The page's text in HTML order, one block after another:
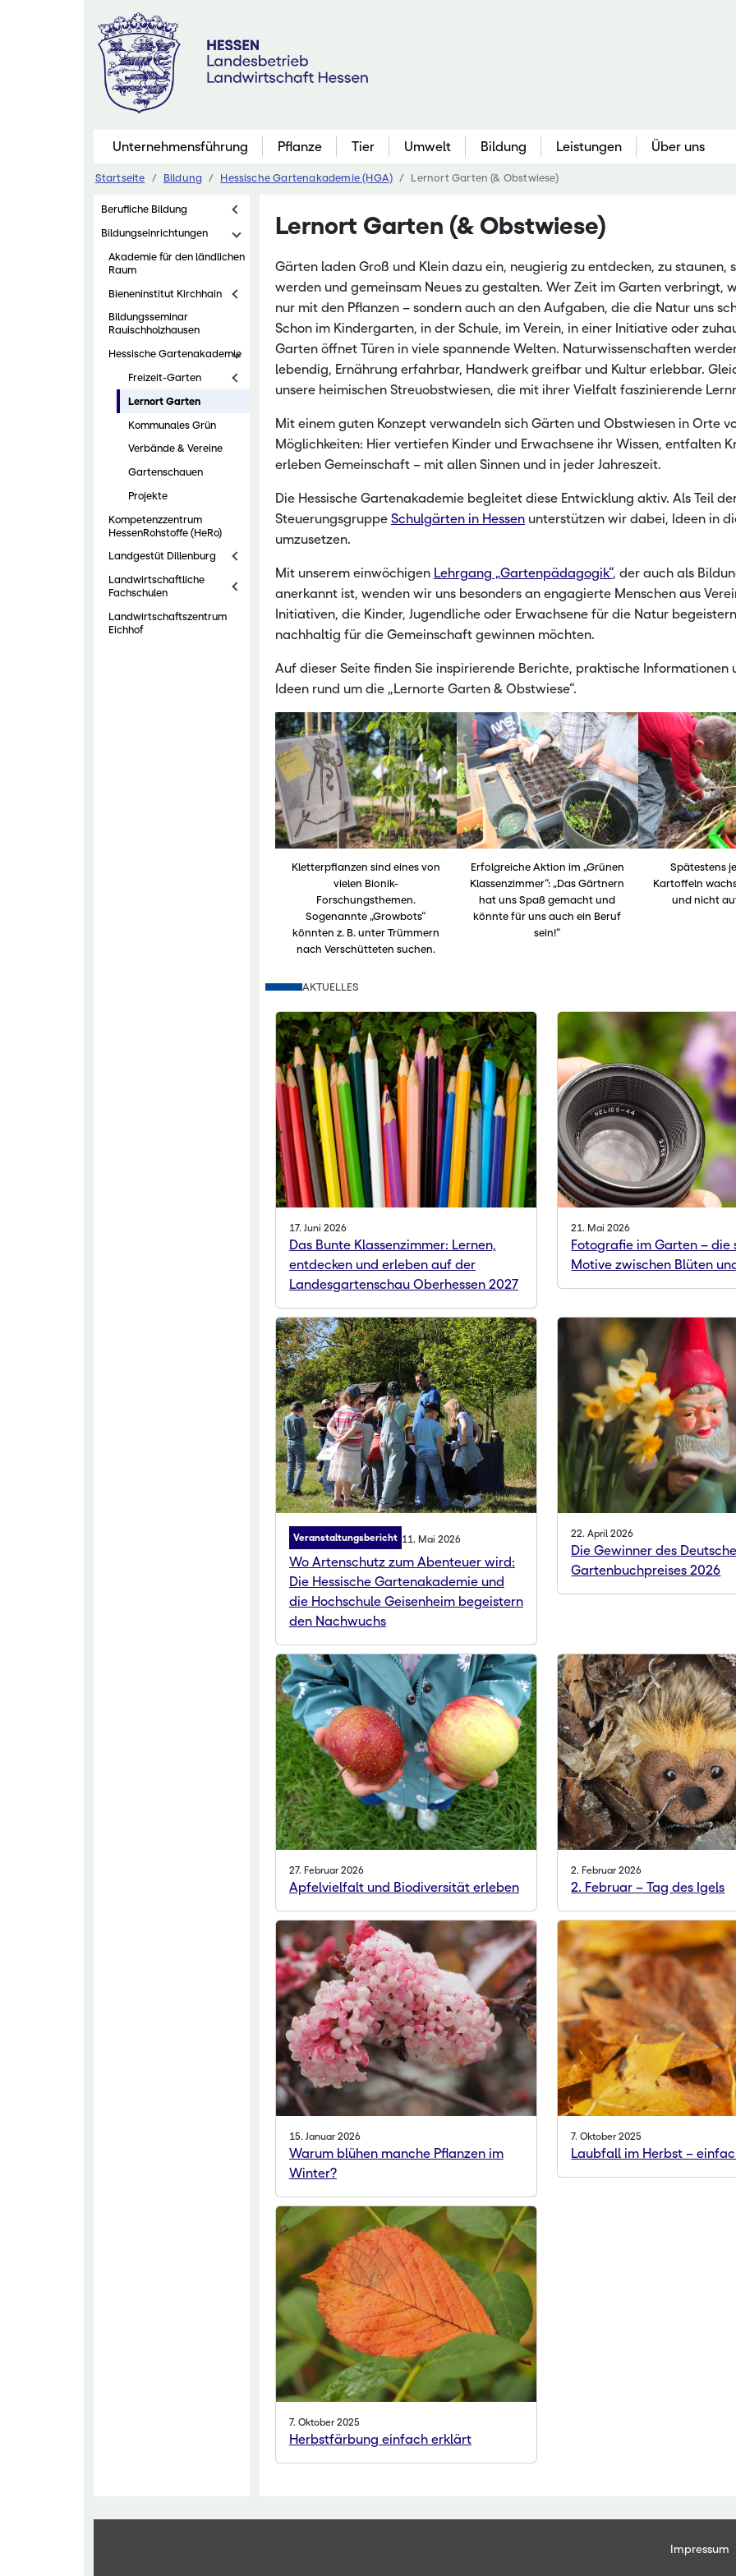
Inhalt
springen
Unternehmensführung Pflanze
Pflanzenbau
Marktfruchtbau
Saatgutanerkennung
Eiweißinitiative
Ökologischer Pflanzenbau
Nachwachsende Rohstoffe
Gartenbau
Gemüsebau & Kräuter
Zierpflanzenbau
Ökologischer Gartenbau
Freizeitgartenbau & Öffentl. Grün
Tier Umwelt Bildung
Berufliche Bildung
Berufliche Erstausbildung
Meisterfortbildung
Nebenerwerbs-Schulung
Leistungen Über uns
Startseite Bildung Hessische Gartenakademie (HGA) Lernort Garten (& Obstwiese)
Berufliche Bildung
Bildungseinrichtungen
Akademie für den ländlichen
Raum
Bieneninstitut Kirchhain
Bildungsseminar
Rauischholzhausen
Hessische Gartenakademie
Freizeit-Garten
Lernort Garten
Kommunales Grün
Verbände & Vereine
Gartenschauen
Projekte
Kompetenzzentrum
HessenRohstoffe (HeRo)
Landgestüt Dillenburg
Landwirtschaftliche
Fachschulen
Landwirtschaftszentrum
Eichhof
Lernort Garten (& Obstwiese)
Gärten laden Groß und Klein dazu ein, neugierig zu entdecken, zu staunen,
werden und gemeinsam Neues zu gestalten. Wer Zeit im Garten verbringt,
nur mit den Pflanzen – sondern auch an den Aufgaben, die die Natur uns
Schon im Kindergarten, in der Schule, im Verein, in einer Initiative oder
Garten öffnet Türen in viele spannende Welten. Naturwissenschaften
lebendig, Ernährung erfahrbar, Handwerk greifbar und Kultur erlebbar.
unsere heimischen Streuobstwiesen, die mit ihrer Vielfalt faszinierende
Mit einem guten Konzept verwandeln sich Gärten und Obstwiesen in Orte
Möglichkeiten: Hier vertiefen Kinder und Erwachsene ihr Wissen, entfalten
erleben Gemeinschaft – mit allen Sinnen und in jeder Jahreszeit.
Die Hessische Gartenakademie begleitet diese Entwicklung aktiv. Als Teil
Steuerungsgruppe Schulgärten in Hessenunterstützen wir dabei, Ideen in
umzusetzen.
Mit unserem einwöchigen Lehrgang „Gartenpädagogik“, der auch als
anerkannt ist, wenden wir uns besonders an engagierte Menschen aus
Initiativen, die Kinder, Jugendliche oder Erwachsene für die Natur
nachhaltig für die Gemeinschaft gewinnen möchten.
Auf dieser Seite finden Sie inspirierende Berichte, praktische Informationen
Ideen rund um die „Lernorte Garten & Obstwiese“.
Kletterpflanzen sind eines von
vielen Bionik-
Forschungsthemen.
Sogenannte „Growbots“
könnten z. B. unter Trümmern
nach Verschütteten suchen.
Erfolgreiche Aktion im „Grünen
Klassenzimmer“: „Das Gärtnern
hat uns Spaß gemacht und
könnte für uns auch ein Beruf
sein!“
Spätestens
Kartoffeln
und nicht
AKTUELLES
17. Juni 2026
Das Bunte Klassenzimmer: Lernen,
entdecken und erleben auf der
Landesgartenschau Oberhessen 2027
21. Mai 2026
Fotografie im Garten – die
Motive zwischen Blüten
Veranstaltungsbericht 11. Mai 2026
Wo Artenschutz zum Abenteuer wird:
Die Hessische Gartenakademie und
die Hochschule Geisenheim begeistern
den Nachwuchs
22. April 2026
Die Gewinner des
Gartenbuchpreises 2026
27. Februar 2026
Apfelvielfalt und Biodiversität erleben
2. Februar 2026
2. Februar – Tag des Igels
15. Januar 2026
Warum blühen manche Pflanzen im
Winter?
7. Oktober 2025
Laubfall im Herbst –
7. Oktober 2025
Herbstfärbung einfach erklärt
Impressum